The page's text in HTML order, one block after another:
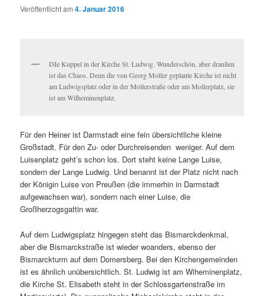
Veröffentlicht am4. Januar 2016
DIe Kuppel in der Kirche St. Ludwig. Wunderschön, aber draußen
ist das Chaos. Denn die von Georg Moller geplante Kirche ist nicht
am Ludwigsplatz oder in der Mollerstraße oder am Mollerplatz, sie
ist am Wilheminenplatz.
Für den Heiner ist Darmstadt eine fein übersichtliche kleine
Großstadt. Für den Zu- oder Durchreisenden weniger. Auf dem
Luisenplatz geht’s schon los. Dort steht keine Lange Luise,
sondern der Lange Ludwig. Und benannt ist der Platz nicht nach
der Königin Luise von Preußen (die immerhin in Darmstadt
aufgewachsen war), sondern nach einer Luise, die
Großherzogsgattin war.
Auf dem Ludwigsplatz hingegen steht das Bismarckdenkmal,
aber die Bismarckstraße ist wieder woanders, ebenso der
Bismarckturm auf dem Domersberg. Bei den Kirchengemeinden
ist es ähnlich unübersichtlich. St. Ludwig ist am Wiheminenplatz,
die Kirche St. Elisabeth steht in der Schlossgartenstraße im